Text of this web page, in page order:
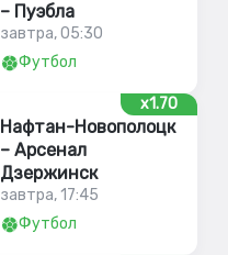
– Пуэбла
завтра, 05:30
Футбол
x1.70
Нафтан-Новополоцк
– Арсенал
Дзержинск
завтра, 17:45
Футбол